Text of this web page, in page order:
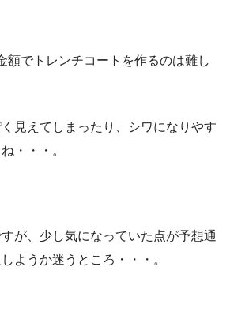
額でトレンチコートを作るのは難し
見えてしまったり、シワになりやす
・・・。
が、少し気になっていた点が予想通
ようか迷うところ・・・。